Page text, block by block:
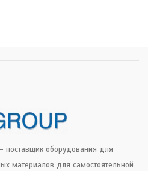
поставщик оборудования для
материалов для самостоятельной